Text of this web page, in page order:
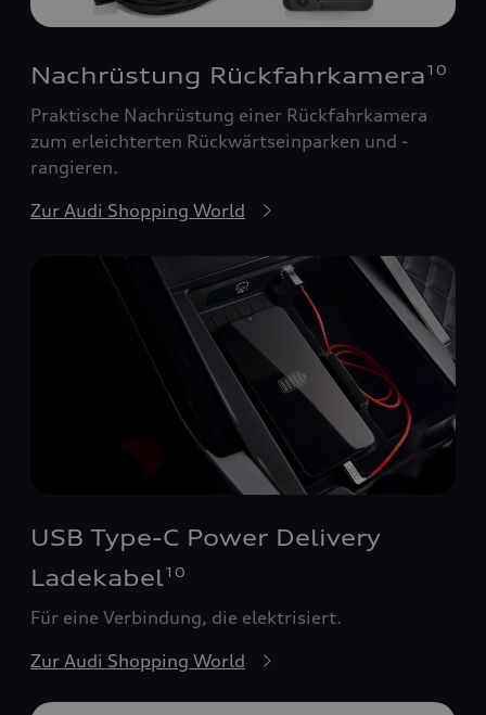
Nachrüstung Rückfahrkamera 10
Praktische Nachrüstung einer Rückfahrkamera
zum erleichterten Rückwärtseinparken und -
rangieren.
Zur Audi Shopping World
USB Type-C Power Delivery
Ladekabel10
Für eine Verbindung, die elektrisiert.
Zur Audi Shopping World